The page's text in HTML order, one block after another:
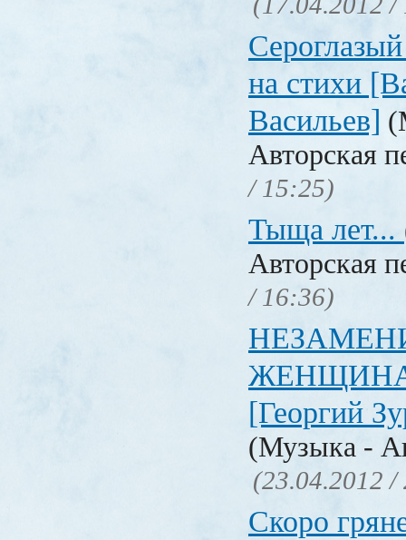
на стихи
Васильев]
Авторская
/ 15:25)
Тыща лет...
Авторская
/ 16:36)
ЖЕНЩИНА-
[Георгий
(Музыка -
(23.04.2012 /
Скоро